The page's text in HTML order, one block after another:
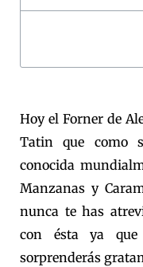
Hoy el Forner de
Tatin que como
conocida
Manzanas y
nunca te has
con ésta ya
sorprenderás